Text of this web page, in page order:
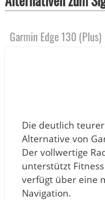
Garmin Edge 130 (Plus)
Die deutlich
Alternative von
Der vollwertige
unterstützt
verfügt über eine
Navigation.